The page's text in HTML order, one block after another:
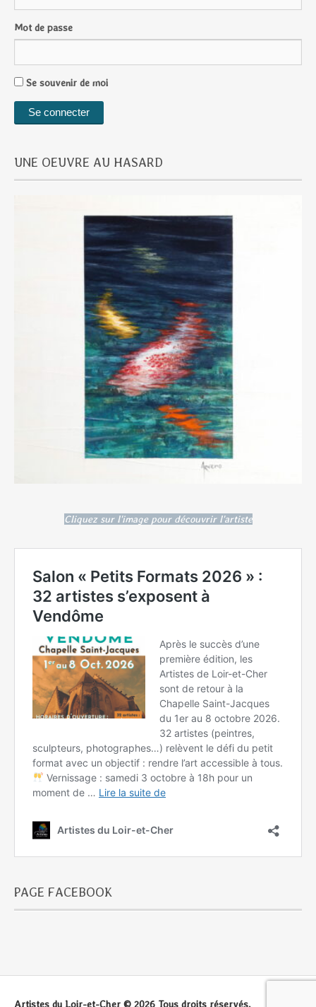
Mot de passe
Se souvenir de moi
UNE OEUVRE AU HASARD
Cliquez sur l'image pour découvrir l'artiste
PAGE FACEBOOK
Artistes du Loir-et-Cher © 2026 Tous droits réservés.